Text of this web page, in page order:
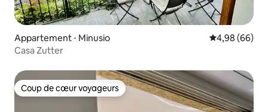
Appartement ⋅ Minusio Évaluation
4,98 (66)
Casa Zutter
Coup de cœur voyageurs
Coup de cœur voyageurs